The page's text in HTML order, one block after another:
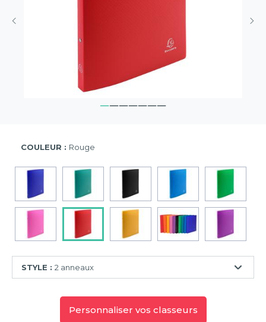
COULEUR : Rouge
STYLE : 2 anneaux
Personnaliser vos classeurs